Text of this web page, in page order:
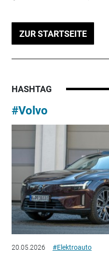
ZUR STARTSEITE
HASHTAG
#Volvo
20.05.2026 #Elektroauto